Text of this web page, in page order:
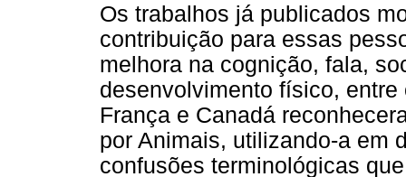
Os trabalhos já publicados
contribuição para essas
melhora na cognição, fala,
desenvolvimento físico,
França e Canadá
por Animais, utilizando-a em
confusões terminológicas